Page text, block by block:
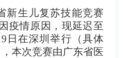
新生儿复苏技能竞赛
疫情原因，现延迟至
日在深圳举行（具体
，本次竞赛由广东省医